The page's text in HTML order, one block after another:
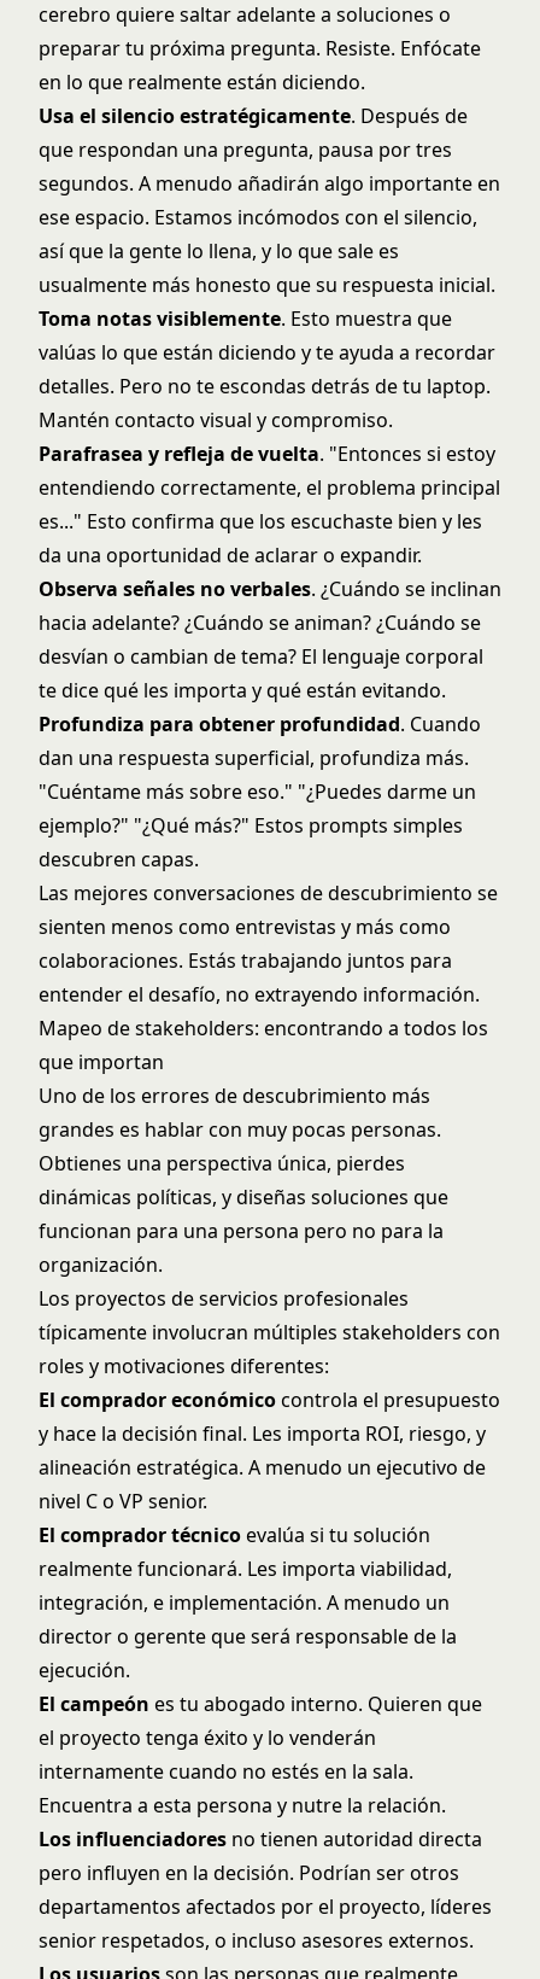
cerebro quiere saltar adelante a soluciones o
preparar tu próxima pregunta. Resiste. Enfócate
en lo que realmente están diciendo.
Usa el silencio estratégicamente. Después de
que respondan una pregunta, pausa por tres
segundos. A menudo añadirán algo importante en
ese espacio. Estamos incómodos con el silencio,
así que la gente lo llena, y lo que sale es
usualmente más honesto que su respuesta inicial.
Toma notas visiblemente. Esto muestra que
valúas lo que están diciendo y te ayuda a recordar
detalles. Pero no te escondas detrás de tu laptop.
Mantén contacto visual y compromiso.
Parafrasea y refleja de vuelta. "Entonces si estoy
entendiendo correctamente, el problema principal
es..." Esto confirma que los escuchaste bien y les
da una oportunidad de aclarar o expandir.
Observa señales no verbales. ¿Cuándo se inclinan
hacia adelante? ¿Cuándo se animan? ¿Cuándo se
desvían o cambian de tema? El lenguaje corporal
te dice qué les importa y qué están evitando.
Profundiza para obtener profundidad. Cuando
dan una respuesta superficial, profundiza más.
"Cuéntame más sobre eso." "¿Puedes darme un
ejemplo?" "¿Qué más?" Estos prompts simples
descubren capas.
Las mejores conversaciones de descubrimiento se
sienten menos como entrevistas y más como
colaboraciones. Estás trabajando juntos para
entender el desafío, no extrayendo información.
Mapeo de stakeholders: encontrando a todos los
que importan
Uno de los errores de descubrimiento más
grandes es hablar con muy pocas personas.
Obtienes una perspectiva única, pierdes
dinámicas políticas, y diseñas soluciones que
funcionan para una persona pero no para la
organización.
Los proyectos de servicios profesionales
típicamente involucran múltiples stakeholders con
roles y motivaciones diferentes:
El comprador económicocontrola el presupuesto
y hace la decisión final. Les importa ROI, riesgo, y
alineación estratégica. A menudo un ejecutivo de
nivel C o VP senior.
El comprador técnicoevalúa si tu solución
realmente funcionará. Les importa viabilidad,
integración, e implementación. A menudo un
director o gerente que será responsable de la
ejecución.
El campeón es tu abogado interno. Quieren que
el proyecto tenga éxito y lo venderán
internamente cuando no estés en la sala.
Encuentra a esta persona y nutre la relación.
Los influenciadores no tienen autoridad directa
pero influyen en la decisión. Podrían ser otros
departamentos afectados por el proyecto, líderes
senior respetados, o incluso asesores externos.